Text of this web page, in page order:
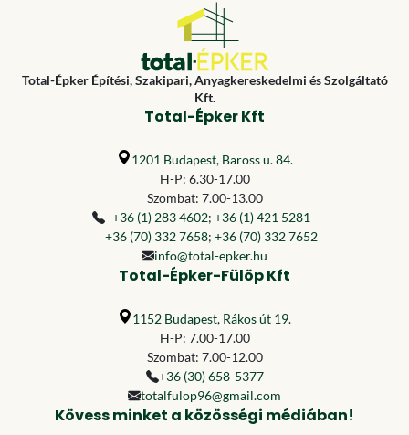
Total-Épker Építési, Szakipari, Anyagkereskedelmi és Szolgáltató
Kft.
Total-Épker Kft
1201 Budapest, Baross u. 84.
H-P: 6.30-17.00
Szombat: 7.00-13.00
+36 (1) 283 4602; +36 (1) 421 5281
+36 (70) 332 7658; +36 (70) 332 7652
info@total-epker.hu
Total-Épker-Fülöp Kft
1152 Budapest, Rákos út 19.
H-P: 7.00-17.00
Szombat: 7.00-12.00
+36 (30) 658-5377
totalfulop96@gmail.com
Kövess minket a közösségi médiában!